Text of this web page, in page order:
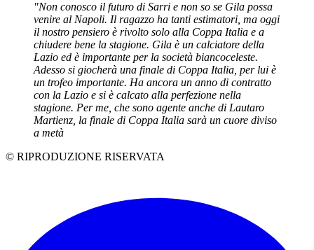
"Non conosco il futuro di Sarri e non so se Gila possa
venire al Napoli. Il ragazzo ha tanti estimatori, ma oggi
il nostro pensiero è rivolto solo alla Coppa Italia e a
chiudere bene la stagione. Gila è un calciatore della
Lazio ed è importante per la società biancoceleste.
Adesso si giocherà una finale di Coppa Italia, per lui è
un trofeo importante. Ha ancora un anno di contratto
con la Lazio e si è calcato alla perfezione nella
stagione. Per me, che sono agente anche di Lautaro
Martienz, la finale di Coppa Italia sarà un cuore diviso
a metà
© RIPRODUZIONE RISERVATA